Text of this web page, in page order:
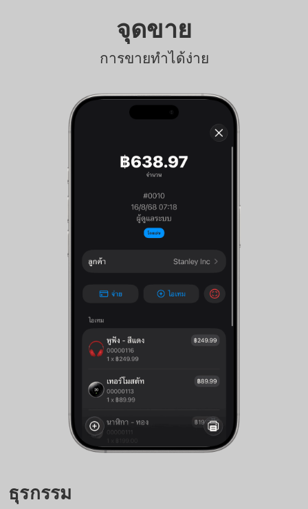
จุดขาย
การขายทำได้ง่าย
ธุรกรรม